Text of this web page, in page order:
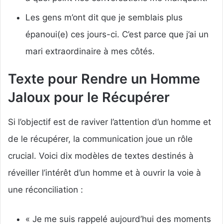
Les gens m’ont dit que je semblais plus
épanoui(e) ces jours-ci. C’est parce que j’ai un
mari extraordinaire à mes côtés.
Texte pour Rendre un Homme
Jaloux pour le Récupérer
Si l’objectif est de raviver l’attention d’un homme et
de le récupérer, la communication joue un rôle
crucial. Voici dix modèles de textes destinés à
réveiller l’intérêt d’un homme et à ouvrir la voie à
une réconciliation :
« Je me suis rappelé aujourd’hui des moments